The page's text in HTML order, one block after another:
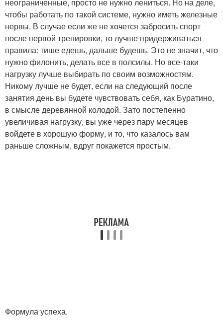
неограниченные, просто не нужно лениться. Но на деле,
чтобы работать по такой системе, нужно иметь железные
нервы. В случае если же не хочется забросить спорт
после первой тренировки, то лучше придерживаться
правила: тише едешь, дальше будешь. Это не значит, что
нужно филонить, делать все в полсилы. Но все-таки
нагрузку лучше выбирать по своим возможностям.
Никому лучше не будет, если на следующий после
занятия день вы будете чувствовать себя, как Буратино,
в смысле деревянной колодой. Зато постепенно
увеличивая нагрузку, вы уже через пару месяцев
войдете в хорошую форму, и то, что казалось вам
раньше сложным, вдруг покажется простым.
Формула успеха.